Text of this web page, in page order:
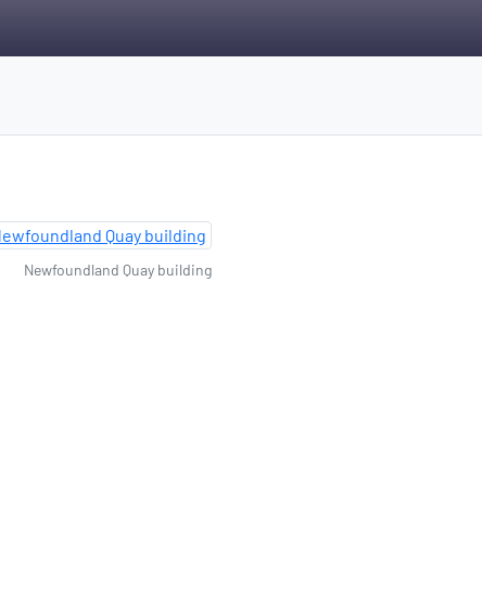
Newfoundland Quay building